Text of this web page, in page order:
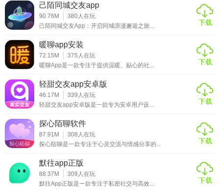
感。然而，该应用在某些地区可能由于网络问题或设备限制
导致体验略有下降。总体而言，Mufy虚拟人物聊天是一款值
个性化社交体验的用户。
己陌同城交友app
90.76M 380 人在玩
己陌同城交友App：开启同城浪漫邂逅之旅...
下载
暖聊app安装
72.15M 375 人在玩
暖聊App是一款专注于提供温暖、贴心的社...
下载
轻甜交友app安卓版
46.17M 339 人在玩
轻甜交友app安卓版是一款专为安卓用户设...
下载
探心陌聊软件
87.91M 308 人在玩
探心陌聊是一款专注于心灵交流与情感分享的...
下载
默往app正版
88.37M 309 人在玩
默往App正版是一款专注于私密社交与高效...
下载